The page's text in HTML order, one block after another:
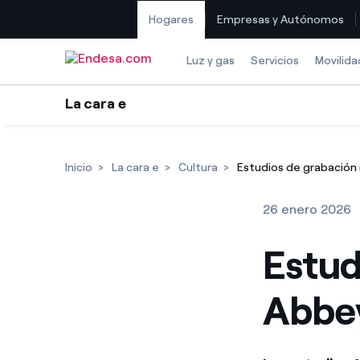
Hogares Empresas y Autónomos
Luz y gas Servicios
La cara e
Inicio La cara e Cultura Estudios de
26 enero 2026